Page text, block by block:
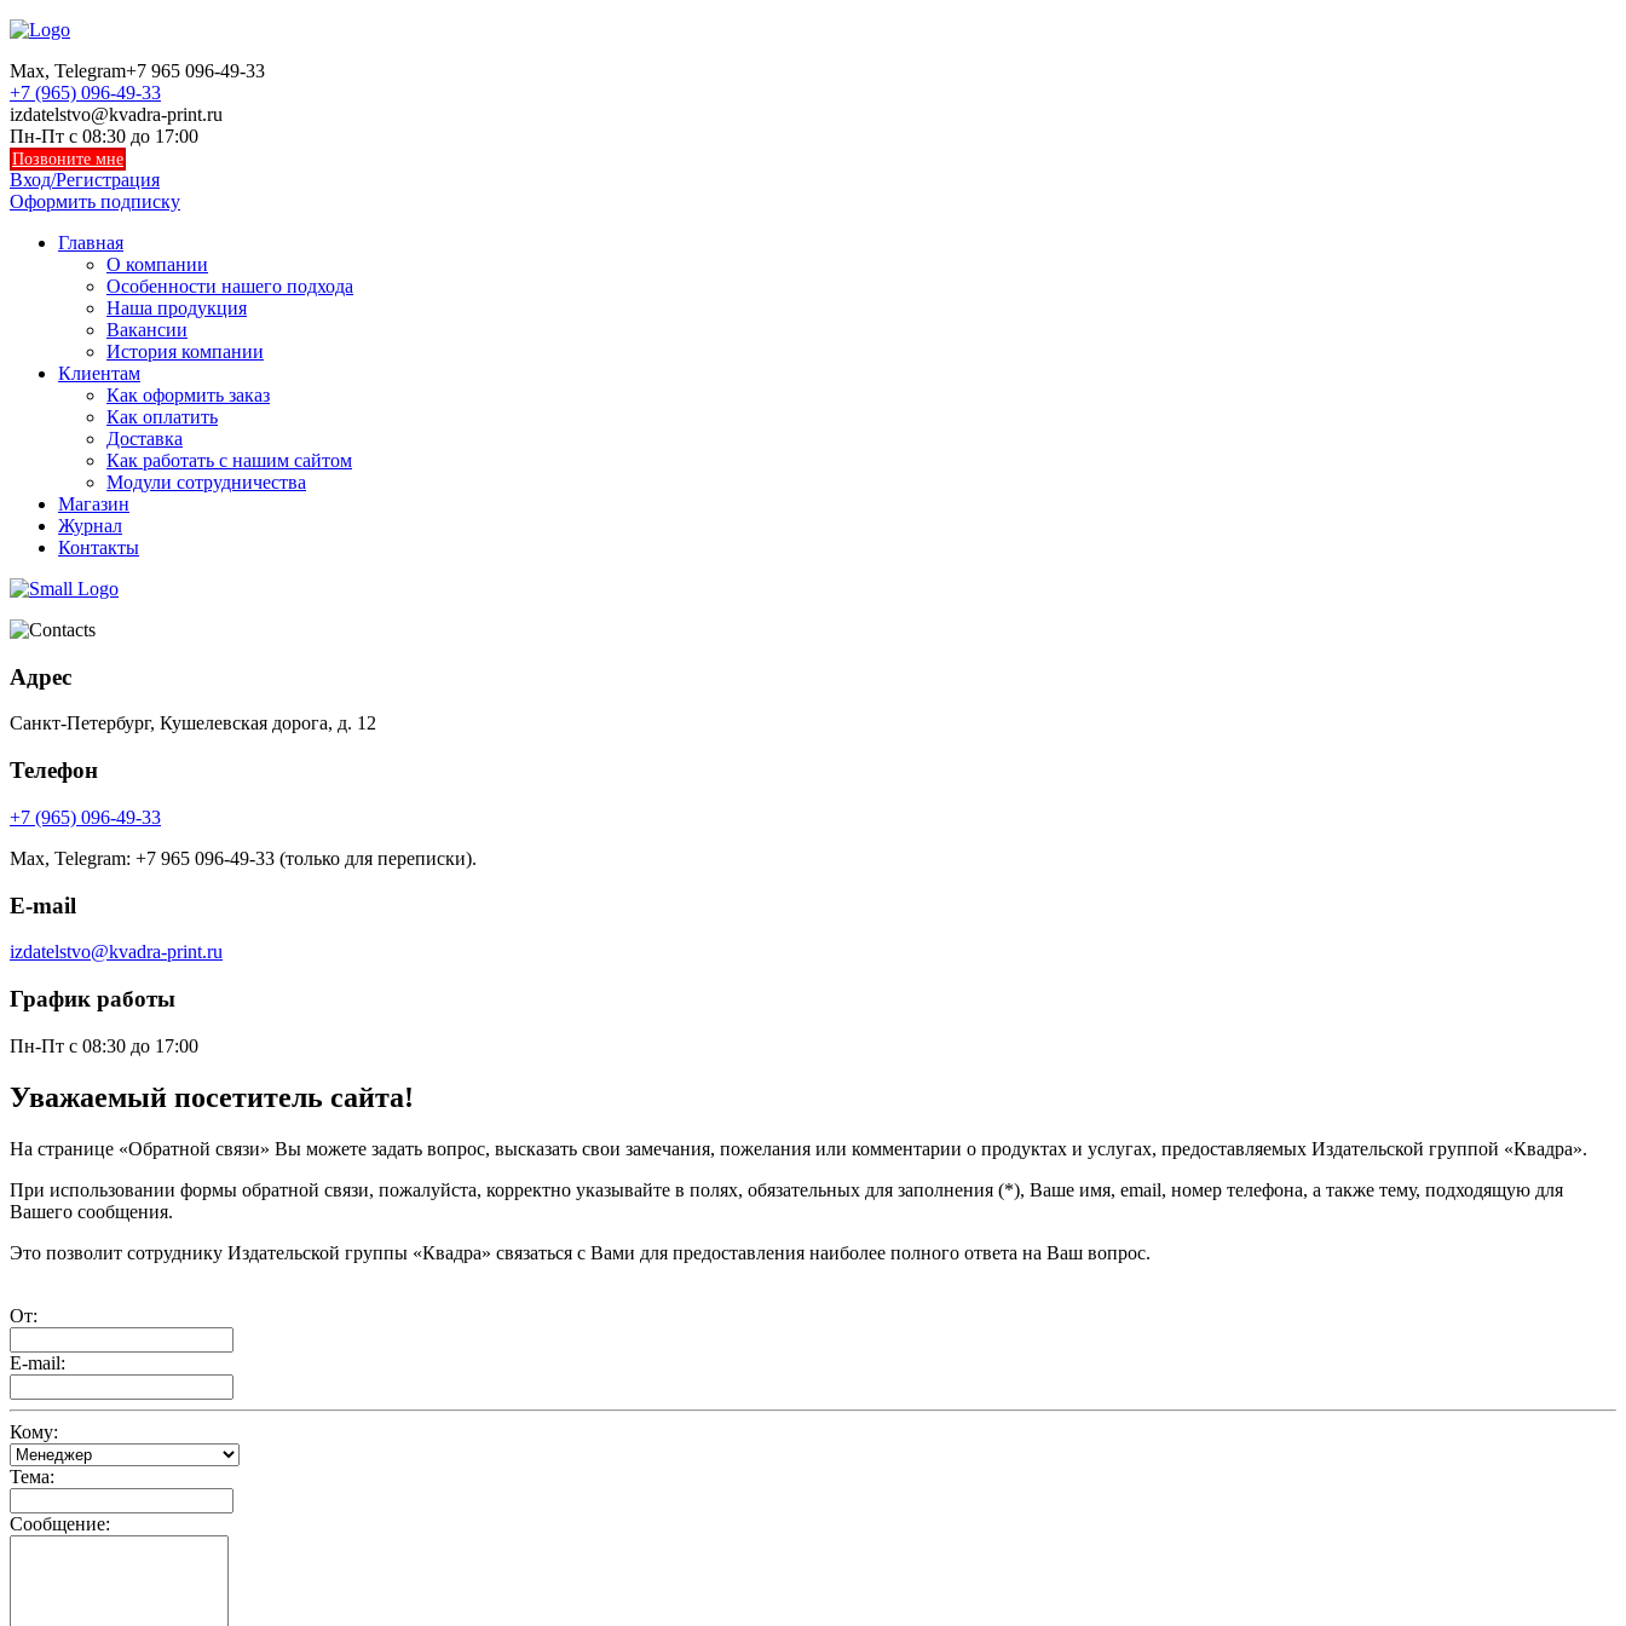
Max, Telegram+7 965 096-49-33
+7 (965) 096-49-33
izdatelstvo@kvadra-print.ru
Пн-Пт с 08:30 до 17:00
Позвоните мне
Вход/Регистрация
Оформить подписку
Главная
О компании
Особенности нашего подхода
Наша продукция
Вакансии
История компании
Клиентам
Как оформить заказ
Как оплатить
Доставка
Как работать с нашим сайтом
Модули сотрудничества
Магазин
Журнал
Контакты
Адрес
Санкт-Петербург, Кушелевская дорога, д. 12
Телефон
+7 (965) 096-49-33
Max, Telegram: +7 965 096-49-33 (только для переписки).
E-mail
izdatelstvo@kvadra-print.ru
График работы
Пн-Пт с 08:30 до 17:00
Уважаемый посетитель сайта!
На странице «Обратной связи» Вы можете задать вопрос, высказать свои замечания, пожелания или комментарии о продуктах и услугах, предоставляемых Издательской группой «Квадра».
При использовании формы обратной связи, пожалуйста, корректно указывайте в полях, обязательных для заполнения (*), Ваше имя, email, номер телефона, а также тему, подходящую для
Вашего сообщения.
Это позволит сотруднику Издательской группы «Квадра» связаться с Вами для предоставления наиболее полного ответа на Ваш вопрос.
От:
E-mail:
Кому:
Тема:
Сообщение: